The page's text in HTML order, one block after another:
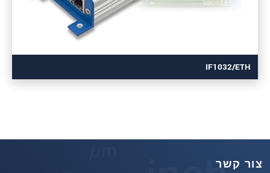
IF1032/ETH
צור קשר